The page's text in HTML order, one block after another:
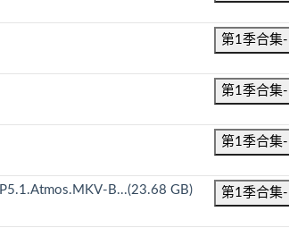
第1季合集-
第1季合集-
第1季合集-
B...(23.68 GB)
第1季合集-